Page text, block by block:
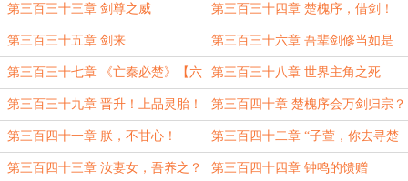
令！
第三百三十三章 剑尊之威 第三百三十四章 楚槐序，借剑！
第三百三十五章 剑来 第三百三十六章 吾辈剑修当如是
第三百三十七章 《亡秦必楚》【六
千字大章】
第三百三十八章 世界主角之死
第三百三十九章 晋升！上品灵胎！ 第三百四十章 楚槐序会万剑归宗？
第三百四十一章 朕，不甘心！ 第三百四十二章 “子萱，你去寻楚
槐序吧”
第三百四十三章 汝妻女，吾养之？ 第三百四十四章 钟鸣的馈赠